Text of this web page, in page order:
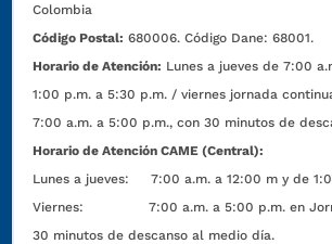
Colombia
Código Postal: 680006. Código Dane: 68001.
Horario de Atención: Lunes a jueves de 7:00
1:00 p.m. a 5:30 p.m. / viernes jornada
7:00 a.m. a 5:00 p.m., con 30 minutos de
Horario de Atención CAME (Central):
Lunes a jueves: 7:00 a.m. a 12:00 m y de
Viernes: 7:00 a.m. a 5:00 p.m. en
30 minutos de descanso al medio día.